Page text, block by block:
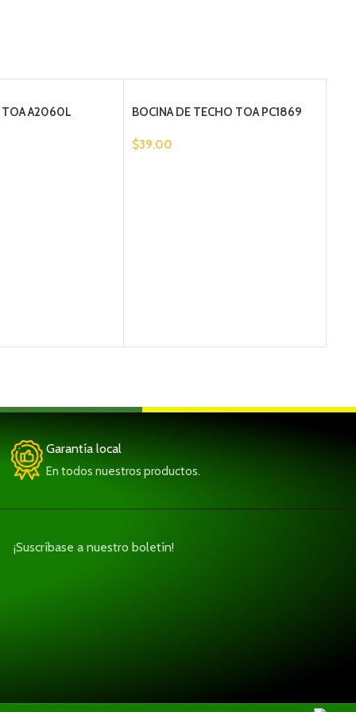
A2060L BOCINA DE TECHO TOA PC1869
$39.00
Garantía local
En todos nuestros productos.
¡Suscríbase a nuestro boletín!